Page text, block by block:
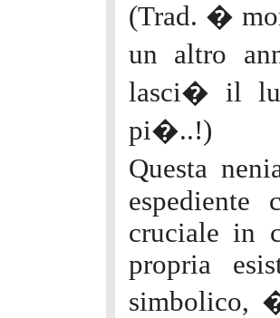
(Trad. �
un altro
lasci� il
pi�..!)
Questa
espediente
cruciale in
propria
simbolico,